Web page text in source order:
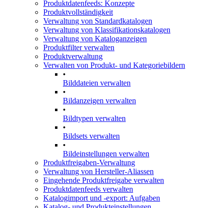
Produktdatenfeeds: Konzepte
Produktvollständigkeit
Verwaltung von Standardkatalogen
Verwaltung von Klassifikationskatalogen
Verwaltung von Kataloganzeigen
Produktfilter verwalten
Produktverwaltung
Verwalten von Produkt- und Kategoriebildern
•
Bilddateien verwalten
•
Bildanzeigen verwalten
•
Bildtypen verwalten
•
Bildsets verwalten
•
Bildeinstellungen verwalten
Produktfreigaben-Verwaltung
Verwaltung von Hersteller-Aliassen
Eingehende Produktfreigabe verwalten
Produktdatenfeeds verwalten
Katalogimport und -export: Aufgaben